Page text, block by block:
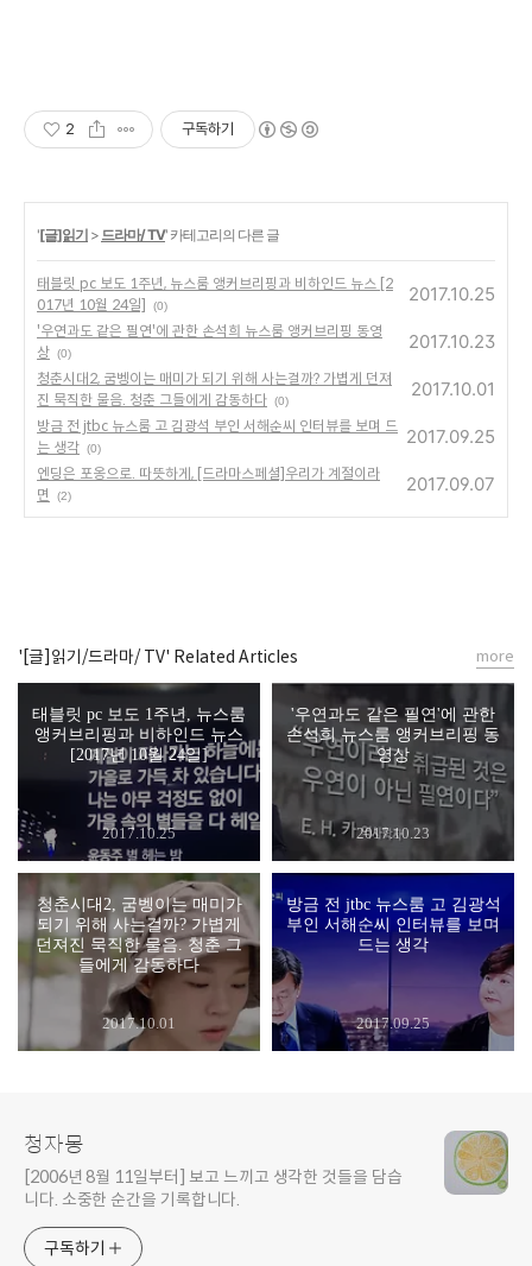
2 구독하기
'[글]읽기 > 드라마/ TV' 카테고리의 다른 글
태블릿 pc 보도 1주년, 뉴스룸 앵커브리핑과 비하인드 뉴스 [2
017년 10월 24일]
(0)
2017.10.25
'우연과도 같은 필연'에 관한 손석희 뉴스룸 앵커브리핑 동영
상 (0)
2017.10.23
청춘시대2, 굼벵이는 매미가 되기 위해 사는걸까? 가볍게 던져
진 묵직한 물음. 청춘 그들에게 감동하다 (0)
2017.10.01
방금 전 jtbc 뉴스룸 고 김광석 부인 서해순씨 인터뷰를 보며 드
는 생각 (0)
2017.09.25
엔딩은 포옹으로. 따뜻하게, [드라마스페셜]우리가 계절이라
면
(2)
2017.09.07
'[글]읽기/드라마/ TV' Related Articles
태블릿 pc 보도 1주년, 뉴스룸
앵커브리핑과 비하인드 뉴스
[2017년 10월 24일]
2017.10.25
'우연과도 같은 필연'에 관한
손석희 뉴스룸 앵커브리핑 동
영상
2017.10.23
청춘시대2, 굼벵이는 매미가
되기 위해 사는걸까? 가볍게
던져진 묵직한 물음. 청춘 그
들에게 감동하다
2017.10.01
방금 전 jtbc 뉴스룸 고 김광석
부인 서해순씨 인터뷰를 보며
드는 생각
2017.09.25
more
청자몽
[2006년 8월 11일부터] 보고 느끼고 생각한 것들을 담습
니다. 소중한 순간을 기록합니다.
구독하기